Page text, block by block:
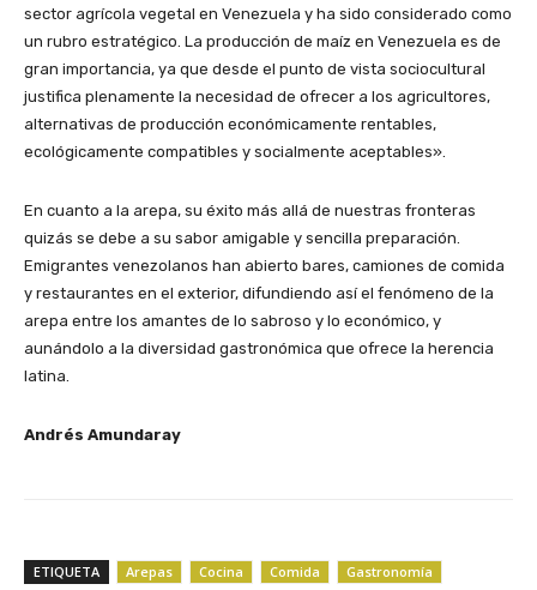
sector agrícola vegetal en Venezuela y ha sido considerado como
un rubro estratégico. La producción de maíz en Venezuela es de
gran importancia, ya que desde el punto de vista sociocultural
justifica plenamente la necesidad de ofrecer a los agricultores,
alternativas de producción económicamente rentables,
ecológicamente compatibles y socialmente aceptables».
En cuanto a la arepa, su éxito más allá de nuestras fronteras
quizás se debe a su sabor amigable y sencilla preparación.
Emigrantes venezolanos han abierto bares, camiones de comida
y restaurantes en el exterior, difundiendo así el fenómeno de la
arepa entre los amantes de lo sabroso y lo económico, y
aunándolo a la diversidad gastronómica que ofrece la herencia
latina.
Andrés Amundaray
ETIQUETA Arepas Cocina Comida Gastronomía